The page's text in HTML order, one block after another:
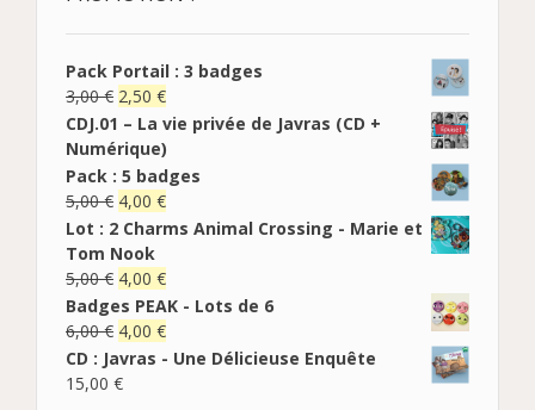
Pack Portail : 3 badges
3,00€ 2,50 €
CDJ.01 – La vie privée de Javras (CD +
Numérique)
Pack : 5 badges
5,00€ 4,00 €
Lot : 2 Charms Animal Crossing - Marie et
Tom Nook
5,00€ 4,00 €
Badges PEAK - Lots de 6
6,00€ 4,00 €
CD : Javras - Une Délicieuse Enquête
15,00 €